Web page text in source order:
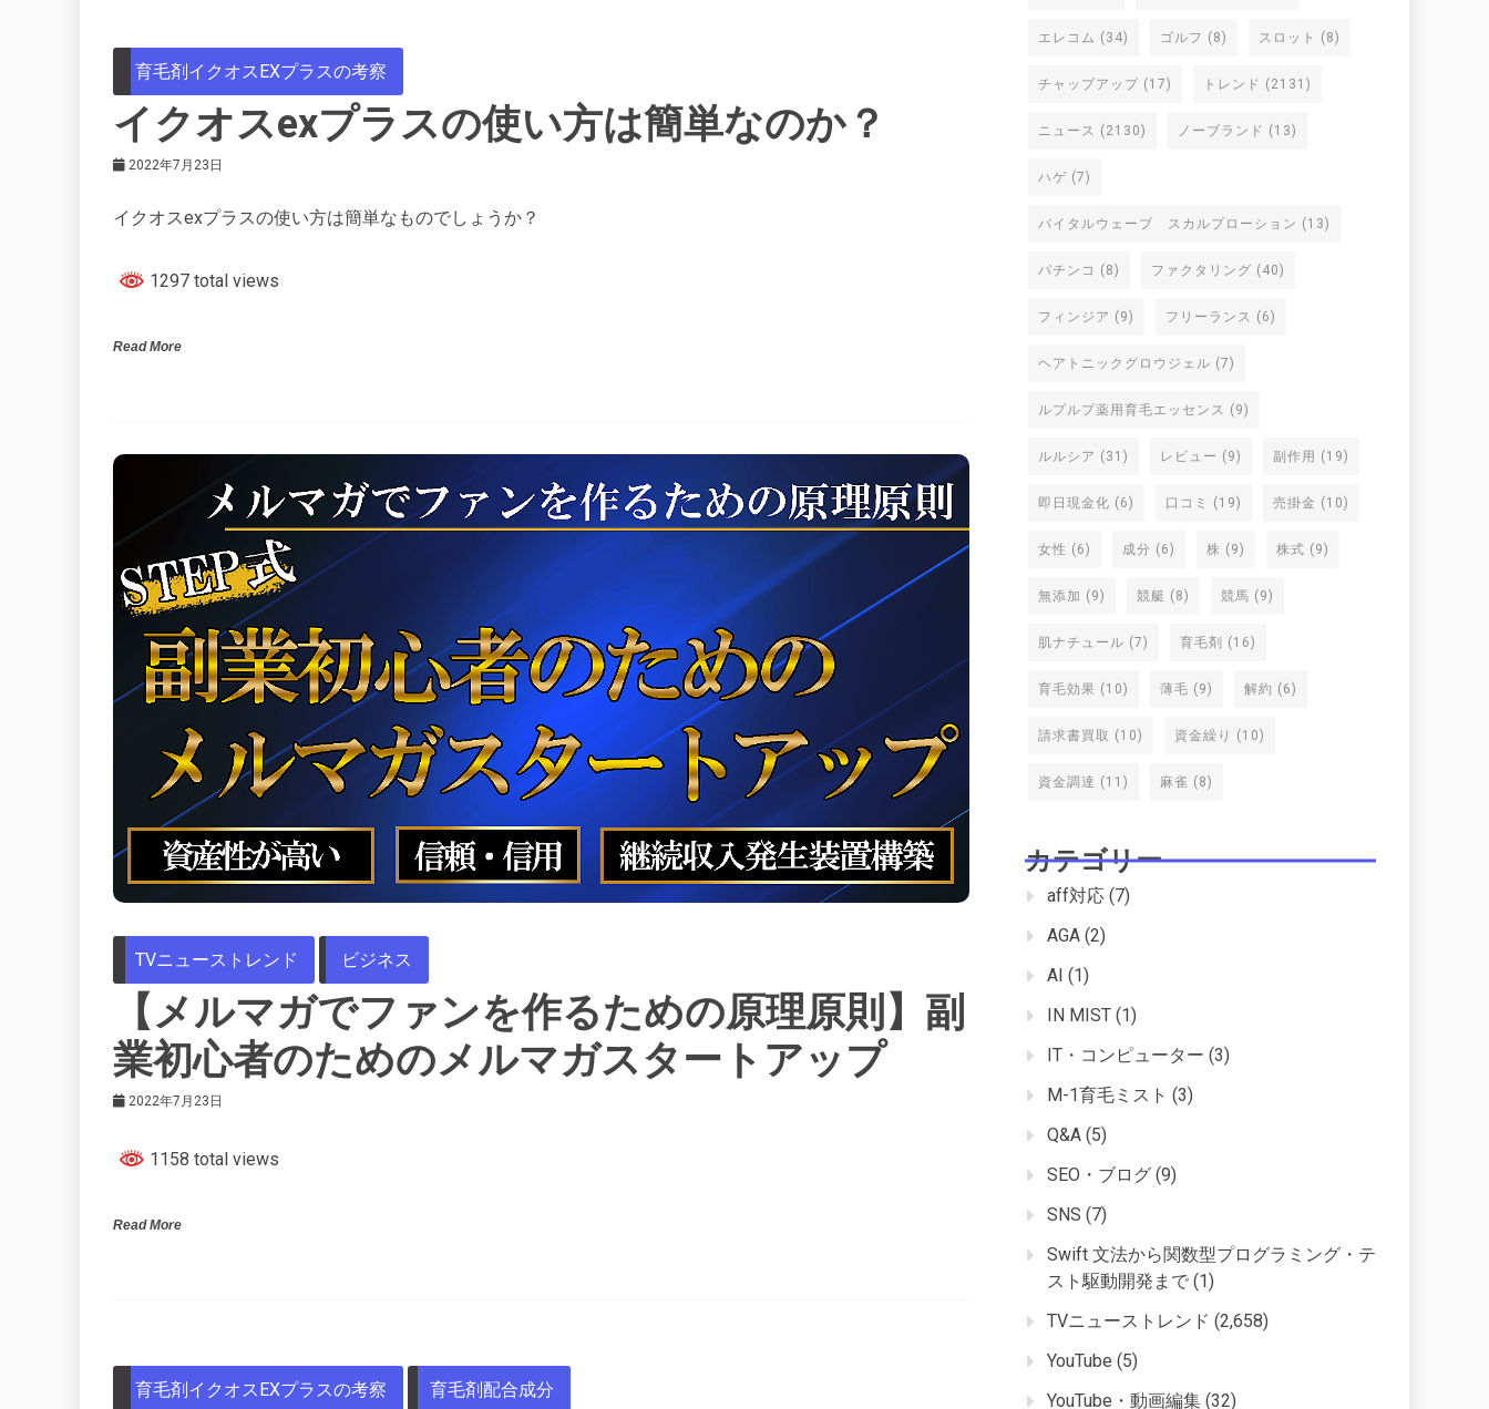
育毛剤イクオスEXプラスの考察
イクオスexプラスの使い方は簡単なのか？
2022年7月23日
イクオスexプラスの使い方は簡単なものでしょうか？
1297 total views
Read More
TVニューストレンド ビジネス
【メルマガでファンを作るための原理原則】副
業初心者のためのメルマガスタートアップ
2022年7月23日
1158 total views
Read More
育毛剤イクオスEXプラスの考察 育毛剤配合成分
エレコム (34) ゴルフ (8) スロット (8)
チャップアップ (17) トレンド (2131)
ニュース (2130) ノーブランド (13)
ハゲ (7)
バイタルウェーブ スカルプローション (13)
パチンコ (8) ファクタリング (40)
フィンジア (9) フリーランス (6)
ヘアトニックグロウジェル (7)
ルプルプ薬用育毛エッセンス (9)
ルルシア (31) レビュー (9) 副作用 (19)
即日現金化 (6) 口コミ (19) 売掛金 (10)
女性 (6) 成分 (6) 株 (9) 株式 (9)
無添加 (9) 競艇 (8) 競馬 (9)
肌ナチュール (7) 育毛剤 (16)
育毛効果 (10) 薄毛 (9) 解約 (6)
請求書買取 (10) 資金繰り (10)
資金調達 (11) 麻雀 (8)
カテゴリー
aff対応 (7)
AGA (2)
AI (1)
IN MIST (1)
IT・コンピューター (3)
M-1育毛ミスト (3)
Q&A (5)
SEO・ブログ (9)
SNS (7)
Swift 文法から関数型プログラミング・テ
スト駆動開発まで (1)
TVニューストレンド (2,658)
YouTube (5)
YouTube・動画編集 (32)